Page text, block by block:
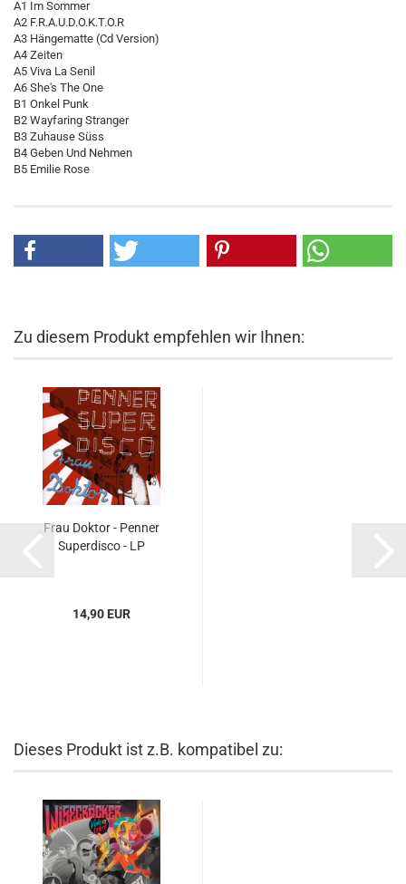
A1 Im Sommer
A2 F.R.A.U.D.O.K.T.O.R
A3 Hängematte (Cd Version)
A4 Zeiten
A5 Viva La Senil
A6 She's The One
B1 Onkel Punk
B2 Wayfaring Stranger
B3 Zuhause Süss
B4 Geben Und Nehmen
B5 Emilie Rose
Zu diesem Produkt empfehlen wir Ihnen:
Frau Doktor - Penner
Superdisco - LP
14,90 EUR
Dieses Produkt ist z.B. kompatibel zu: